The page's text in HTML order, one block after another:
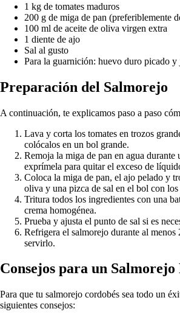
1 kg de tomates maduros
200 g de miga de pan (preferiblemente
100 ml de aceite de oliva virgen extra
1 diente de ajo
Sal al gusto
Para la guarnición: huevo duro picado
Preparación del Salmorejo
A continuación, te explicamos paso a paso
Lava y corta los tomates en trozos
colócalos en un bol grande.
Remoja la miga de pan en agua durante
exprímela para quitar el exceso de
Coloca la miga de pan, el ajo pelado y
oliva y una pizca de sal en el bol con los
Tritura todos los ingredientes con una
crema homogénea.
Prueba y ajusta el punto de sal si es
Refrigera el salmorejo durante al menos
servirlo.
Consejos para un Salmorejo
Para que tu salmorejo cordobés sea todo un
siguientes consejos: